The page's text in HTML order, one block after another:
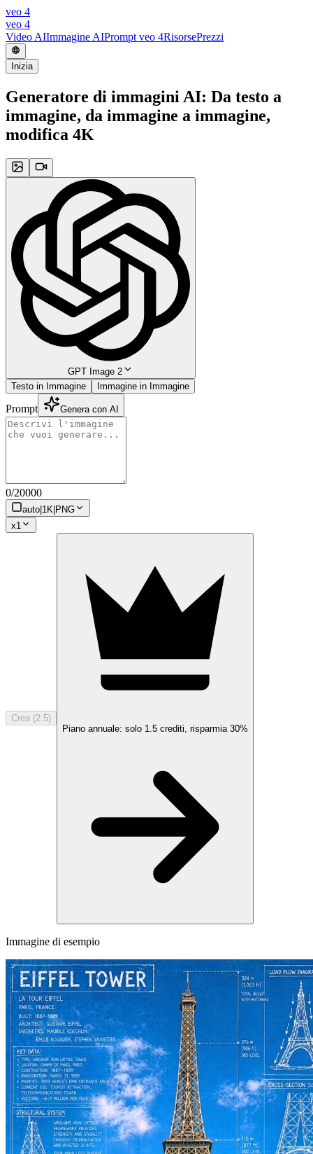
veo 4
veo 4
Video AIImmagine AIPrompt veo 4RisorsePrezzi
Inizia
Generatore di immagini AI: Da testo a
immagine, da immagine a immagine,
modifica 4K
GPT Image 2
Testo in Immagine
Immagine in Immagine
Prompt Genera con AI
0/20000
auto 1K PNG
x1
Crea (2.5)
Piano annuale: solo 1.5 crediti, risparmia 30%
Immagine di esempio